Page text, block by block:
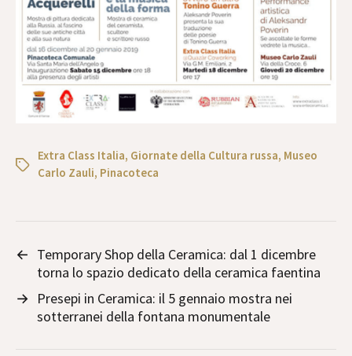
Extra Class Italia, Giornate della Cultura russa, Museo
Carlo Zauli, Pinacoteca
← Temporary Shop della Ceramica: dal 1 dicembre
torna lo spazio dedicato della ceramica faentina
→ Presepi in Ceramica: il 5 gennaio mostra nei
sotterranei della fontana monumentale